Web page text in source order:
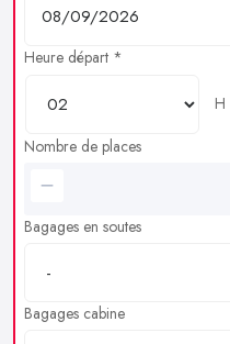
Heure départ *
H
Nombre de places
Bagages en soutes
Bagages cabine